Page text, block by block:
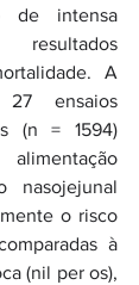
de intensa
A
ensaios
(n = 1594)
nasojejunal
o risco
à
(nil per os),